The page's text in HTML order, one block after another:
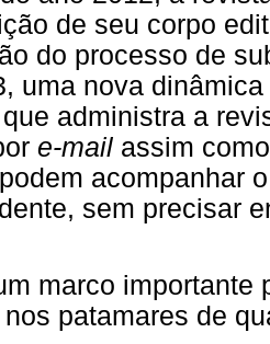
de seu corpo
do processo de
uma nova
administra a
e-mail assim
acompanhar
sem precisar
marco importante
patamares de